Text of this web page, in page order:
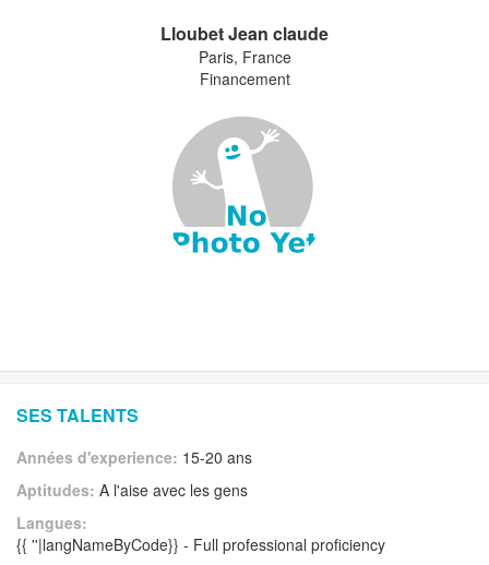
Lloubet Jean claude
Paris, France
Financement
SES TALENTS
Années d'experience: 15-20 ans
Aptitudes: A l'aise avec les gens
Langues:
{{ ''|langNameByCode}} - Full professional proficiency